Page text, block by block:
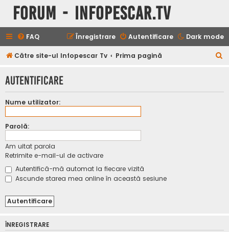
Forum - InfoPescar.Tv
Dark mode
FAQ Autentificare
Înregistrare
Către site-ul Infopescar Tv Prima pagină
t
Autentificare
Nume utilizator:
Parolă:
Am uitat parola
Retrimite e-mail-ul de activare
Autentifică-mă automat la fiecare vizită
Ascunde starea mea online în această sesiune
ÎNREGISTRARE